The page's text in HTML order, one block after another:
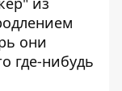
они
где-нибудь